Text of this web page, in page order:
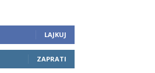
LAJKUJ
ZAPRATI